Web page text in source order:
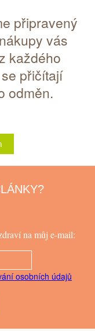
připravený
vás
každého
přičítají
odměn.
na můj e-mail:
osobních údajů